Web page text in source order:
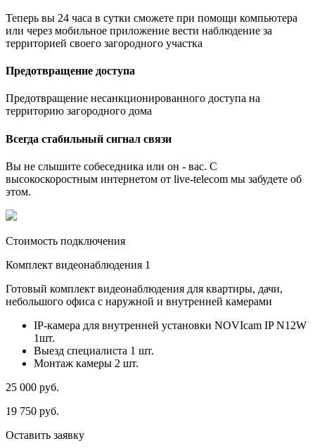
Теперь вы 24 часа в сутки сможете при помощи компьютера
или через мобильное приложение вести наблюдение за
территорией своего загородного участка
Предотвращение доступа
Предотвращение несанкционированного доступа на
территорию загородного дома
Всегда стабильный сигнал связи
Вы не слышите собеседника или он - вас. С
высокоскоростным интернетом от live-telecom мы забудете об
этом.
Стоимость подключения
Комплект видеонаблюдения 1
Готовый комплект видеонаблюдения для квартиры, дачи,
небольшого офиса с наружной и внутренней камерами
IP-камера для внутренней установки NOVIcam IP N12W
1шт.
Выезд специалиста 1 шт.
Монтаж камеры 2 шт.
25 000 руб.
19 750 руб.
Оставить заявку